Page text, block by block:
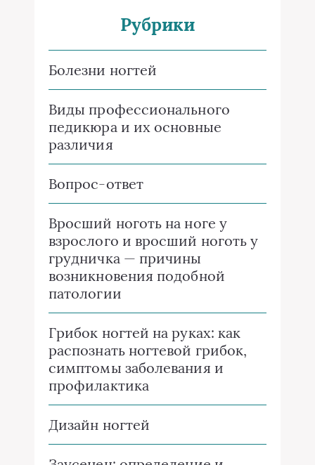
Рубрики
Болезни ногтей
Виды профессионального
педикюра и их основные
различия
Вопрос-ответ
Вросший ноготь на ноге у
взрослого и вросший ноготь у
грудничка — причины
возникновения подобной
патологии
Грибок ногтей на руках: как
распознать ногтевой грибок,
симптомы заболевания и
профилактика
Дизайн ногтей